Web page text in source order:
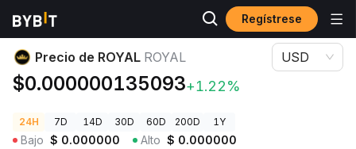
Regístrese
Precios de Criptomonedas Precio de ROYAL ROYAL
Precio de ROYAL ROYAL
$0.000000135093+1.22%
USD
24H 7D 14D 30D 60D 200D 1Y
Bajo $ 0.000000 Alto $ 0.000000